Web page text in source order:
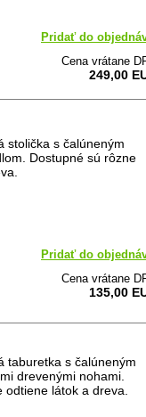
Pridať do
Cena vrátane
249,00
stolička s čalúneným
Dostupné sú rôzne
Pridať do
Cena vrátane
135,00
taburetka s čalúneným
drevenými nohami.
odtiene látok a dreva.